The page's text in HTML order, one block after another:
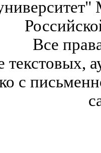
Все
текстовых,
с